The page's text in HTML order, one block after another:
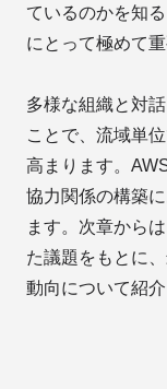
ているのかを知
にとって極めて重
多様な組織と対
ことで、流域単
高まります。
協力関係の構築
ます。次章から
た議題をもとに
動向について紹介